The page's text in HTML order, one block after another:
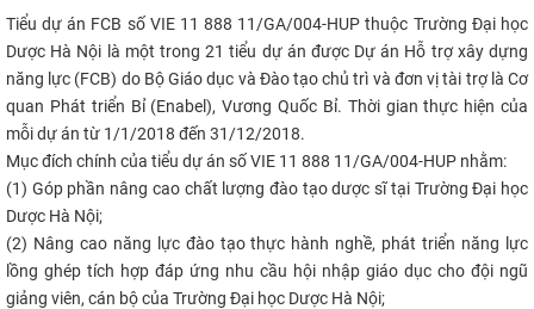
Tiểu dự án FCB số VIE 11 888 11/GA/004-HUP thuộc Trường Đại học
Dược Hà Nội là một trong 21 tiểu dự án được Dự án Hỗ trợ xây dựng
năng lực (FCB) do Bộ Giáo dục và Đào tạo chủ trì và đơn vị tài trợ là Cơ
quan Phát triển Bỉ (Enabel), Vương Quốc Bỉ. Thời gian thực hiện của
mỗi dự án từ 1/1/2018 đến 31/12/2018.
Mục đích chính của tiểu dự án số VIE 11 888 11/GA/004-HUP nhằm:
(1) Góp phần nâng cao chất lượng đào tạo dược sĩ tại Trường Đại học
Dược Hà Nội;
(2) Nâng cao năng lực đào tạo thực hành nghề, phát triển năng lực
lồng ghép tích hợp đáp ứng nhu cầu hội nhập giáo dục cho đội ngũ
giảng viên, cán bộ của Trường Đại học Dược Hà Nội;